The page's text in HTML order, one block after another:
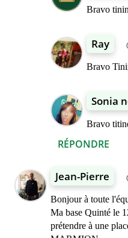
RÉPONDRE
Bravo
Ray
Bravo
Sonia
Bravo
Jean-Pierre
Bonjour à toute
Ma base Quinté le
prétendre à une